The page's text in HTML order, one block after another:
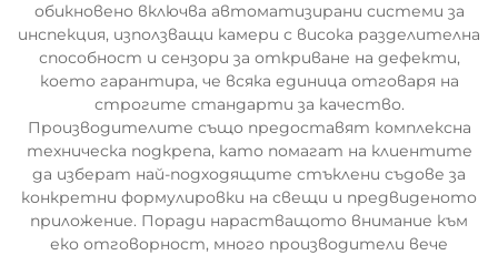
обикновено включва автоматизирани системи за
инспекция, използващи камери с висока разделителна
способност и сензори за откриване на дефекти,
което гарантира, че всяка единица отговаря на
строгите стандарти за качество.
Производителите също предоставят комплексна
техническа подкрепа, като помагат на клиентите
да изберат най-подходящите стъклени съдове за
конкретни формулировки на свещи и предвиденото
приложение. Поради нарастващото внимание към
еко отговорност, много производители вече